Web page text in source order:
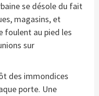
se désole du fait
magasins, et
foulent au pied les
sur
des immondices
porte. Une